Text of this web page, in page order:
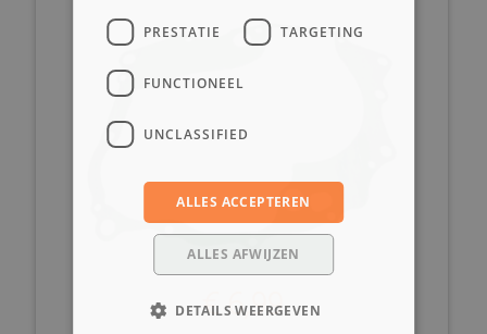
€ 6,99
PRESTATIE TARGETING
FUNCTIONEEL
UNCLASSIFIED
ALLES ACCEPTEREN
ALLES AFWIJZEN
DETAILS WEERGEVEN